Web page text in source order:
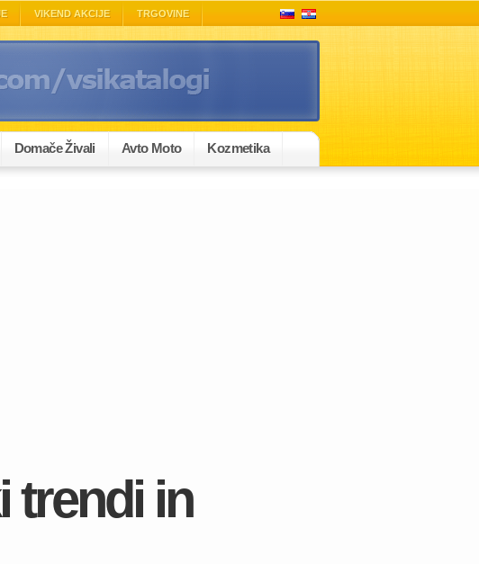
VIKEND AKCIJE TRGOVINE
Domače Živali Avto Moto Kozmetika
trendi in